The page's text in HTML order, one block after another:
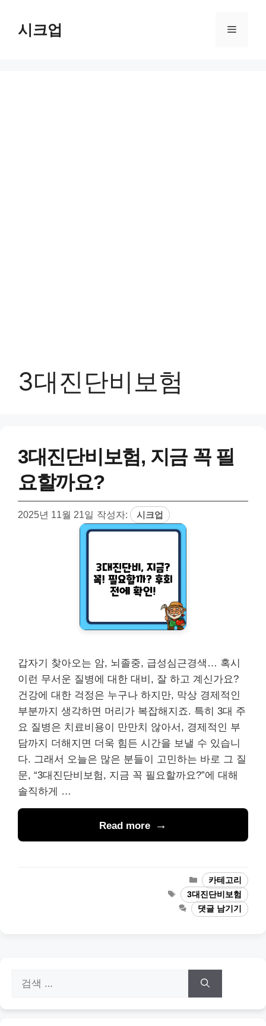
시크업 메
3대진단비보험
3대진단비보험, 지금 꼭 필
요할까요?
2025년 11월 21일 작성자: 시크업
갑자기 찾아오는 암, 뇌졸중, 급성심근경색… 혹시
이런 무서운 질병에 대한 대비, 잘 하고 계신가요?
건강에 대한 걱정은 누구나 하지만, 막상 경제적인
부분까지 생각하면 머리가 복잡해지죠. 특히 3대 주
요 질병은 치료비용이 만만치 않아서, 경제적인 부
담까지 더해지면 더욱 힘든 시간을 보낼 수 있습니
다. 그래서 오늘은 많은 분들이 고민하는 바로 그 질
문, “3대진단비보험, 지금 꼭 필요할까요?”에 대해
솔직하게 …
Read more
카
테
고
리
카테고리
태
그
3대진단비보험
댓글 남기기
색: